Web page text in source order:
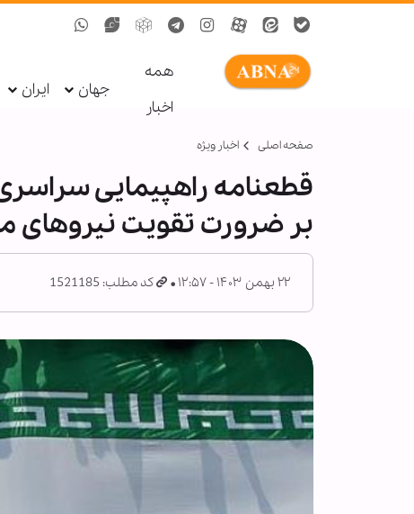
همه
اخبار
جهان ایران
صفحه اصلی اخبار ویژه
بر ضرورت تقویت نیروهای
۲۲ بهمن ۱۴۰۳ - ۱۲:۵۷ کد مطلب: 1521185